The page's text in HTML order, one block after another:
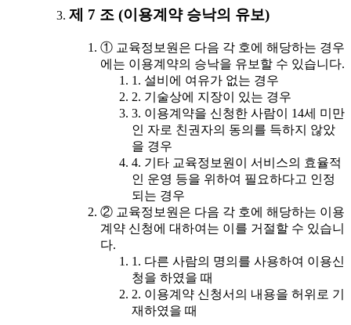
제 7 조 (이용계약 승낙의 유보)
① 교육정보원은 다음 각 호에 해당하는 경우
에는 이용계약의 승낙을 유보할 수 있습니다.
1. 설비에 여유가 없는 경우
2. 기술상에 지장이 있는 경우
3. 이용계약을 신청한 사람이 14세 미만
인 자로 친권자의 동의를 득하지 않았
을 경우
4. 기타 교육정보원이 서비스의 효율적
인 운영 등을 위하여 필요하다고 인정
되는 경우
② 교육정보원은 다음 각 호에 해당하는 이용
계약 신청에 대하여는 이를 거절할 수 있습니
다.
1. 다른 사람의 명의를 사용하여 이용신
청을 하였을 때
2. 이용계약 신청서의 내용을 허위로 기
재하였을 때